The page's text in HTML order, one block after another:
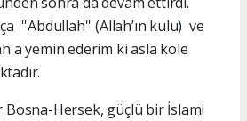
''Abdullah'' (Allah’ın kulu) ve
yemin ederim ki asla köle
Bosna-Hersek, güçlü bir İslami